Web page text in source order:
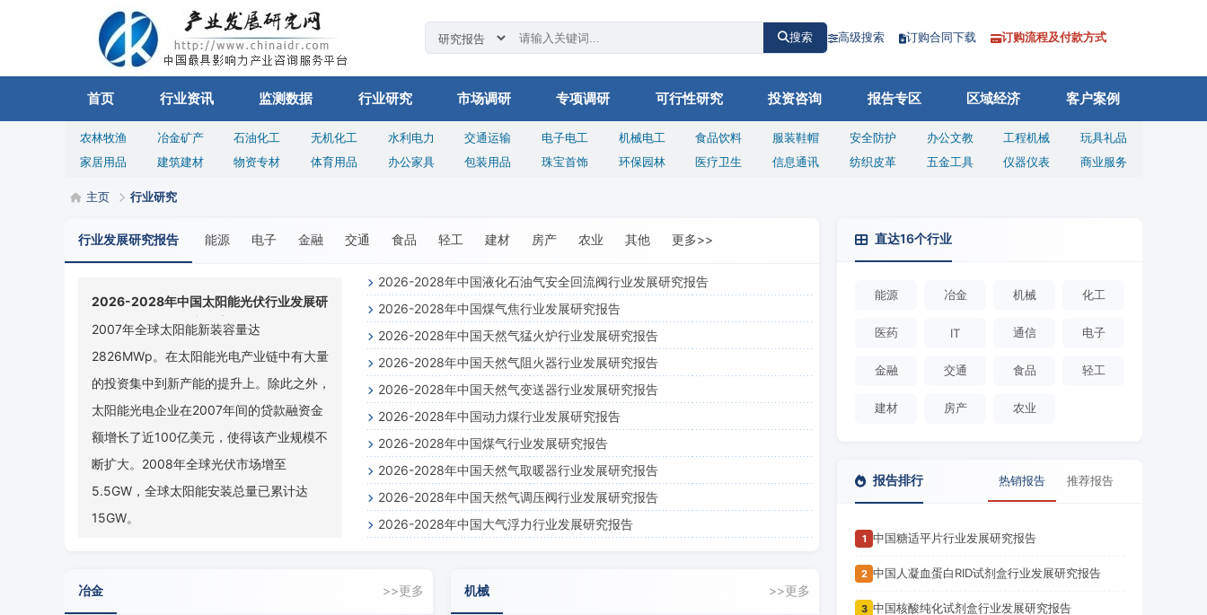
搜索 高级搜索 订购合同下载 订购流程及付款方式
首页 行业资讯 监测数据 行业研究 市场调研 专项调研 可行性研究 投资咨询 报告专区 区域经济 客户案例
农林牧渔 冶金矿产 石油化工 无机化工 水利电力 交通运输 电子电工 机械电工 食品饮料 服装鞋帽 安全防护 办公文教 工程机械
玩具礼品
家居用品
建筑建材 物资专材 体育用品 办公家具 包装用品 珠宝首饰 环保园林 医疗卫生 信息通讯 纺织皮革 五金工具 仪器仪表 商业服务
主页 行业研究
行业发展研究报告 能源 电子 金融 交通 食品 轻工 建材 房产 农业 其他 更多>>
2026-2028年中国太阳能光伏行业发展研
究报告
2007年全球太阳能新装容量达
2826MWp。在太阳能光电产业链中有大量
的投资集中到新产能的提升上。除此之外，
太阳能光电企业在2007年间的贷款融资金
额增长了近100亿美元，使得该产业规模不
断扩大。2008年全球光伏市场增至
5.5GW，全球太阳能安装总量已累计达
15GW。
2026-2028年中国液化石油气安全回流阀行业发展研究报告
2026-2028年中国煤气焦行业发展研究报告
2026-2028年中国天然气猛火炉行业发展研究报告
2026-2028年中国天然气阻火器行业发展研究报告
2026-2028年中国天然气变送器行业发展研究报告
2026-2028年中国动力煤行业发展研究报告
2026-2028年中国煤气行业发展研究报告
2026-2028年中国天然气取暖器行业发展研究报告
2026-2028年中国天然气调压阀行业发展研究报告
2026-2028年中国大气浮力行业发展研究报告
>>更多
冶金 >>更多
机械
直达16个行业
能源 冶金 机械 化工
医药 IT 通信 电子
金融 交通 食品 轻工
建材 房产 农业
报告排行 热销报告 推荐报告
1 中国糖适平片行业发展研究报告
2 中国人凝血蛋白RID试剂盒行业发展研究报告
3 中国核酸纯化试剂盒行业发展研究报告